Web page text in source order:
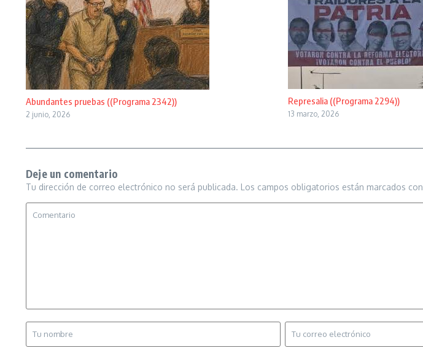
Abundantes pruebas ((Programa 2342))
2 junio, 2026
Represalia ((Programa 2294))
13 marzo, 2026
Deje un comentario
Tu dirección de correo electrónico no será publicada. Los campos obligatorios están marcados con